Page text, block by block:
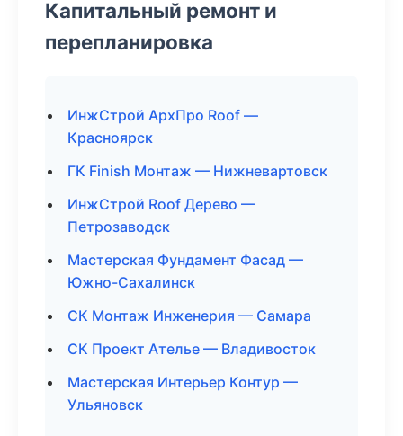
Капитальный ремонт и
перепланировка
ИнжСтрой АрхПро Roof —
Красноярск
ГК Finish Монтаж — Нижневартовск
ИнжСтрой Roof Дерево —
Петрозаводск
Мастерская Фундамент Фасад —
Южно-Сахалинск
СК Монтаж Инженерия — Самара
СК Проект Ателье — Владивосток
Мастерская Интерьер Контур —
Ульяновск